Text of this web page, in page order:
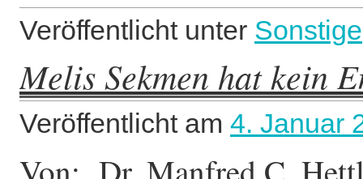
Veröffentlicht unter Sonstige
Melis Sekmen hat kein
Veröffentlicht am 4. Januar